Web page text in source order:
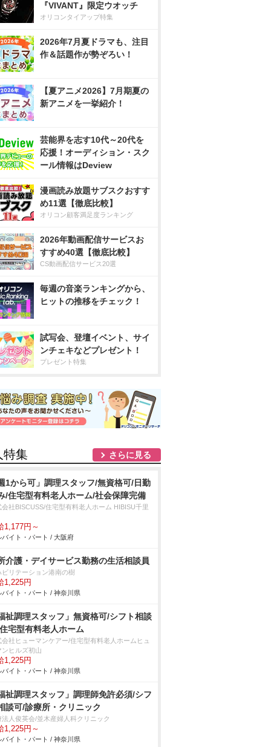
『VIVANT』限定ウオッチ
オリコンタイアップ特集
2026年7月夏ドラマも、注目
作＆話題作が勢ぞろい！
【夏アニメ2026】7月期夏の
新アニメを一挙紹介！
芸能界を志す10代～20代を
応援！オーディション・スク
ール情報はDeview
漫画読み放題サブスクおすす
め11選【徹底比較】
オリコン顧客満足度ランキング
2026年動画配信サービスお
すすめ40選【徹底比較】
CS動画配信サービス20選
毎週の音楽ランキングから、
ヒットの推移をチェック！
試写会、登壇イベント、サイ
ンチェキなどプレゼント！
プレゼント特集
特集 さらに見る
1から可」調理スタッフ/無資格可/日勤
/住宅型有料老人ホーム/社会保障完備
会社BISCUSS/住宅型有料老人ホーム HIBISU千里
1,177円～
バイト・パート / 大阪府
介護・デイサービス勤務の生活相談員
ビリテーション港南の樹
1,225円
バイト・パート / 神奈川県
祉調理スタッフ」無資格可/シフト相談
宅型有料老人ホーム
会社ヒューマンケアー/住宅型有料老人ホームヒュ
ンヒルズ初山
1,225円
バイト・パート / 神奈川県
祉調理スタッフ」調理師免許必須/シフ
談可/診療所・クリニック
法人俊英会/並木産婦人科クリニック
1,225円～
バイト・パート / 神奈川県